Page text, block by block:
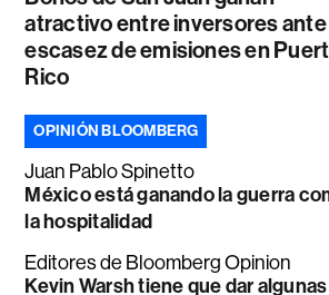
atractivo entre inversores ante
escasez de emisiones en
Rico
OPINIÓN BLOOMBERG
Juan Pablo Spinetto
México está ganando la guerra
la hospitalidad
Editores de Bloomberg Opinion
Kevin Warsh tiene que dar